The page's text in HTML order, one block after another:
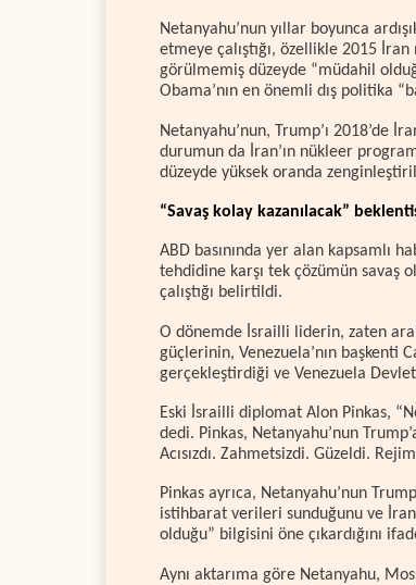
Netanyahu’nun yıllar boyunca
etmeye çalıştığı, özellikle 2015
görülmemiş düzeyde “müdahil
Obama’nın en önemli dış politika
Netanyahu’nun, Trump’ı 2018’de
durumun da İran’ın nükleer
düzeyde yüksek oranda
“Savaş kolay kazanılacak”
ABD basınında yer alan kapsamlı
tehdidine karşı tek çözümün savaş
çalıştığı belirtildi.
O dönemde İsrailli liderin, zaten
güçlerinin, Venezuela’nın başkenti
gerçekleştirdiği ve Venezuela Devlet
Eski İsrailli diplomat Alon Pinkas,
dedi. Pinkas, Netanyahu’nun
Acısızdı. Zahmetsizdi. Güzeldi.
Pinkas ayrıca, Netanyahu’nun
istihbarat verileri sunduğunu ve
olduğu” bilgisini öne çıkardığını
Aynı aktarıma göre Netanyahu,